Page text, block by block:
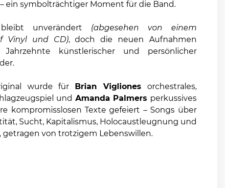
ein symbolträchtiger Moment für die Band.
bleibt unverändert (abgesehen von einem
Vinyl und CD), doch die neuen Aufnahmen
künstlerischer und persönlicher
wurde für Brian Vigliones orchestrales,
und Amanda Palmers perkussives
kompromisslosen Texte gefeiert – Songs über
Sucht, Kapitalismus, Holocaustleugnung und
getragen von trotzigem Lebenswillen.